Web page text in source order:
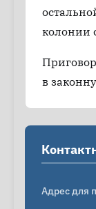
колонии
в
Адрес для